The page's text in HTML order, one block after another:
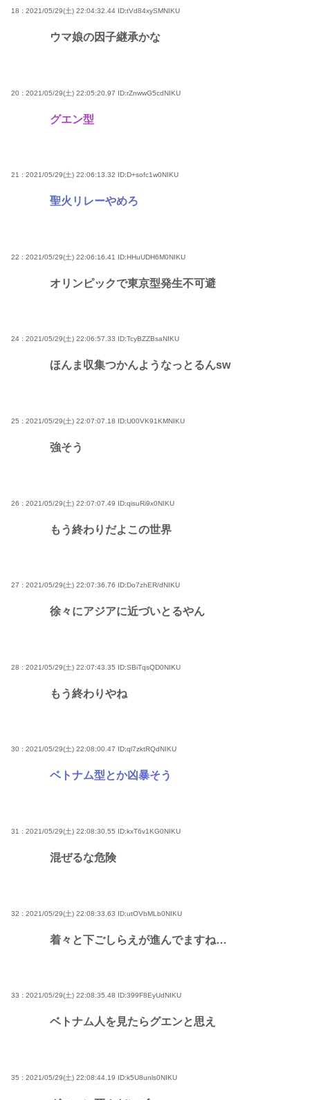
18 : 2021/05/29(土) 22:04:32.44 ID:tVd84xySMNIKU
ウマ娘の因子継承かな
20 : 2021/05/29(土) 22:05:20.97 ID:rZnwwG5cdNIKU
グエン型
21 : 2021/05/29(土) 22:06:13.32 ID:D+sofc1w0NIKU
聖火リレーやめろ
22 : 2021/05/29(土) 22:06:16.41 ID:HHuUDH6M0NIKU
オリンピックで東京型発生不可避
24 : 2021/05/29(土) 22:06:57.33 ID:TcyBZZBsaNIKU
ほんま収集つかんようなっとるんsw
25 : 2021/05/29(土) 22:07:07.18 ID:U00VK91KMNIKU
強そう
26 : 2021/05/29(土) 22:07:07.49 ID:qisuRi9x0NIKU
もう終わりだよこの世界
27 : 2021/05/29(土) 22:07:36.76 ID:Do7zhER/dNIKU
徐々にアジアに近づいとるやん
28 : 2021/05/29(土) 22:07:43.35 ID:SBiTqsQD0NIKU
もう終わりやね
30 : 2021/05/29(土) 22:08:00.47 ID:ql7zktRQdNIKU
ベトナム型とか凶暴そう
31 : 2021/05/29(土) 22:08:30.55 ID:kxT6v1KG0NIKU
混ぜるな危険
32 : 2021/05/29(土) 22:08:33.63 ID:utOVbMLb0NIKU
着々と下ごしらえが進んでますね…
33 : 2021/05/29(土) 22:08:35.48 ID:399F8EyUdNIKU
ベトナム人を見たらグエンと思え
35 : 2021/05/29(土) 22:08:44.19 ID:k5U8unls0NIKU